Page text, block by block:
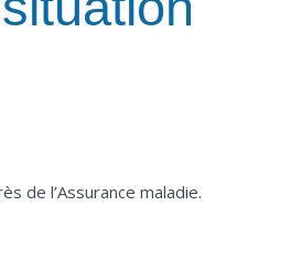
de l’Assurance maladie.